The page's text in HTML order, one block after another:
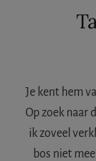
Je kent hem
Op zoek naar
ik zoveel
bos niet